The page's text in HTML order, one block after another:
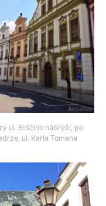
ul. Eliščino nábřeží, po
ul. Karla Tomana